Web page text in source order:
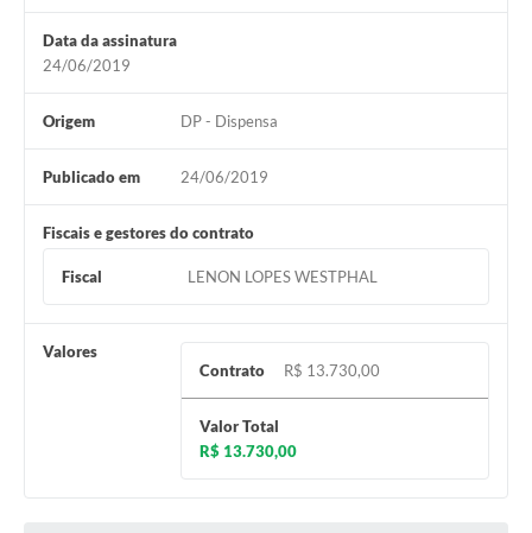
Data da assinatura
24/06/2019
Origem DP - Dispensa
Publicado em 24/06/2019
Fiscais e gestores do contrato
Fiscal LENON LOPES WESTPHAL
Valores
Contrato
R$ 13.730,00
Valor Total
R$ 13.730,00